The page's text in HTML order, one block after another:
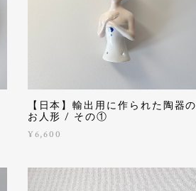
【日本】輸出用に作られた陶器の
お人形 / その①
¥6,600